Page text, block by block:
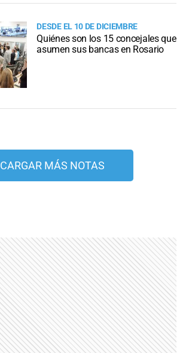
DESDE EL 10 DE DICIEMBRE
Quiénes son los 15 concejales que
asumen sus bancas en Rosario
CARGAR MÁS NOTAS